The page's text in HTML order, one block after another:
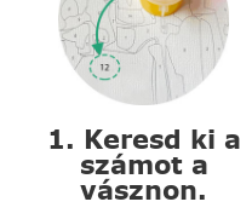
1. Keresd ki a
számot a
vásznon.